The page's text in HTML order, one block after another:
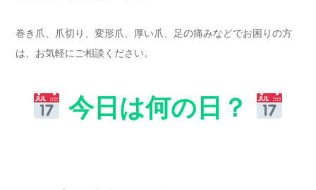
巻き爪、爪切り、変形爪、厚い爪、足の痛みなどでお困りの方
は、お気軽にご相談ください。
今日は何の日？